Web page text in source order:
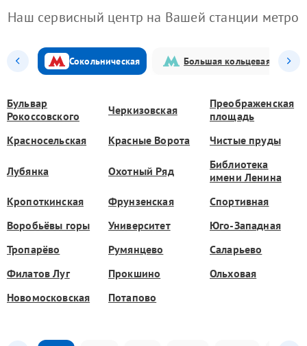
Наш сервисный центр на Вашей станции метро
Сокольническая Большая кольцевая
Бульвар
Рокоссовского
Черкизовская
Преображенская
площадь
Красносельская
Красные Ворота Чистые пруды
Лубянка Охотный Ряд
Библиотека
имени Ленина
Кропоткинская
Фрунзенская
Спортивная
Воробьёвы горы
Университет
Юго-Западная
Тропарёво
Румянцево
Саларьево
Филатов Луг
Прокшино
Ольховая
Новомосковская
Потапово